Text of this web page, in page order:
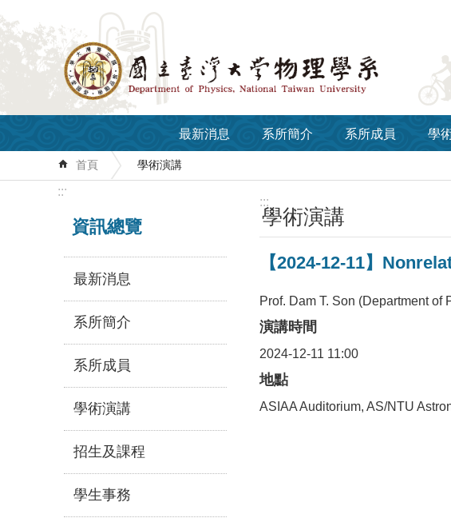
跳到主要內容區塊
最新消息 系所簡介 系所成員 學
首頁 學術演講
:::
資訊總覽
最新消息
系所簡介
系所成員
學術演講
招生及課程
學生事務
:::
學術演講
【2024-12-11】
Prof. Dam T. Son (Department
演講時間
2024-12-11 11:00
地點
ASIAA Auditorium, AS/NTU